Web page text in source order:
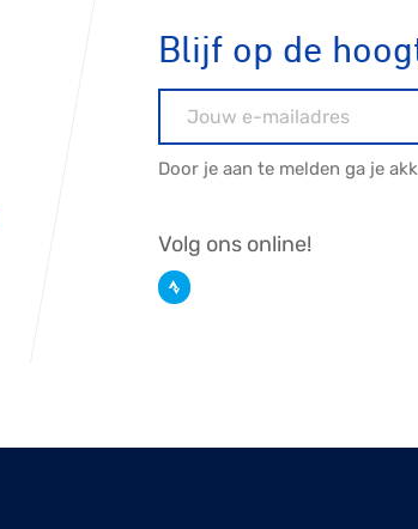
Blijf op de
Door je aan te melden ga je
Volg ons online!